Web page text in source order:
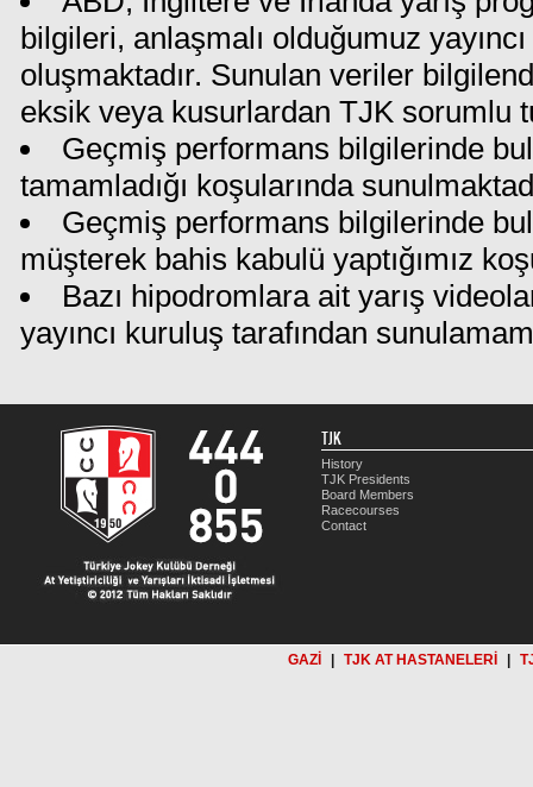
bilgileri, anlaşmalı olduğumuz
oluşmaktadır. Sunulan veriler
eksik veya kusurlardan TJK sorumlu
Geçmiş performans bilgilerinde
tamamladığı koşularında
Geçmiş performans bilgilerinde
müşterek bahis kabulü yaptığımız
Bazı hipodromlara ait yarış
yayıncı kuruluş tarafından
TJK
History
TJK Presidents
Board Members
Racecourses
Contact
GAZİ TJK AT HASTANELERİ